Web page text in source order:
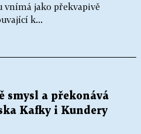
vnímá jako překvapivě
k...
smysl a překonává
Kafky i Kundery